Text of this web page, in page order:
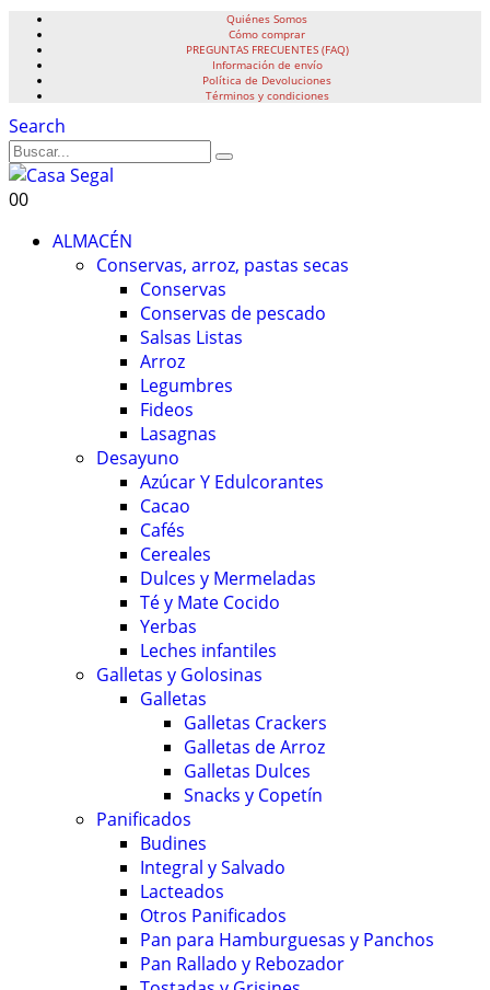
Quiénes Somos
Cómo comprar
PREGUNTAS FRECUENTES (FAQ)
Información de envío
Política de Devoluciones
Términos y condiciones
Search
00
ALMACÉN
Conservas, arroz, pastas secas
Conservas
Conservas de pescado
Salsas Listas
Arroz
Legumbres
Fideos
Lasagnas
Desayuno
Azúcar Y Edulcorantes
Cacao
Cafés
Cereales
Dulces y Mermeladas
Té y Mate Cocido
Yerbas
Leches infantiles
Galletas y Golosinas
Galletas
Galletas Crackers
Galletas de Arroz
Galletas Dulces
Snacks y Copetín
Panificados
Budines
Integral y Salvado
Lacteados
Otros Panificados
Pan para Hamburguesas y Panchos
Pan Rallado y Rebozador